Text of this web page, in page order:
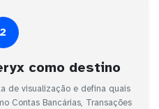
2
como destino
de visualização e defina quais
Contas Bancárias, Transações